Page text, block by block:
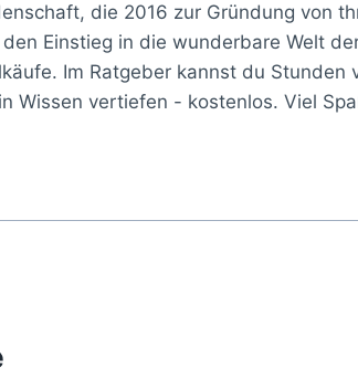
die 2016 zur Gründung von
Einstieg in die wunderbare Welt
Im Ratgeber kannst du Stunden
Wissen vertiefen - kostenlos. Viel